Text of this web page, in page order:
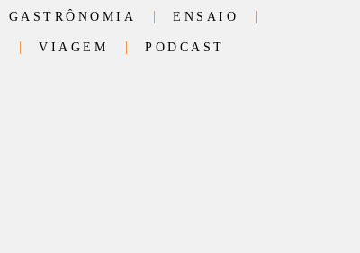
GASTRÔNOMIA ENSAIO
VIAGEM PODCAST